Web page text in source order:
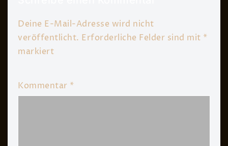
Deine E-Mail-Adresse wird nicht
veröffentlicht. Erforderliche Felder sind mit *
markiert
Kommentar *